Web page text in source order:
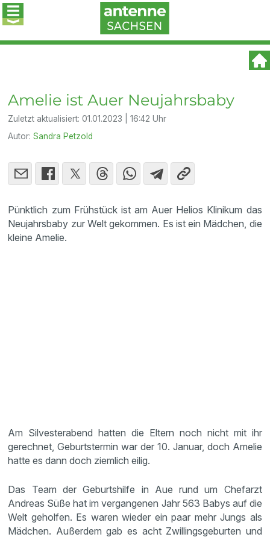
Amelie ist Auer Neujahrsbaby
Zuletzt aktualisiert:01.01.2023 | 16:42 Uhr
Autor:Sandra Petzold
Pünktlich zum Frühstück ist am Auer Helios Klinikum das
Neujahrsbaby zur Welt gekommen. Es ist ein Mädchen, die
kleine Amelie.
Am Silvesterabend hatten die Eltern noch nicht mit ihr
gerechnet, Geburtstermin war der 10. Januar, doch Amelie
hatte es dann doch ziemlich eilig.
Das Team der Geburtshilfe in Aue rund um Chefarzt
Andreas Süße hat im vergangenen Jahr 563 Babys auf die
Welt geholfen. Es waren wieder ein paar mehr Jungs als
Mädchen. Außerdem gab es acht Zwillingsgeburten und